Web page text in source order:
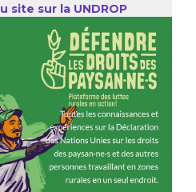
site sur la UNDROP